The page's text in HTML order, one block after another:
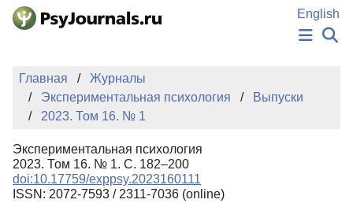
Перейти к основному содержанию
English
НОВОСТИ
КЛЮЧЕВЫЕ СЛОВА
Регистрация
Главная
Журналы
Экспериментальная психология
Выпуски
2023. Том 16. № 1
Экспериментальная психология
2023. Том 16. № 1. С. 182–200
doi:10.17759/exppsy.2023160111
ISSN: 2072-7593 / 2311-7036 (online)